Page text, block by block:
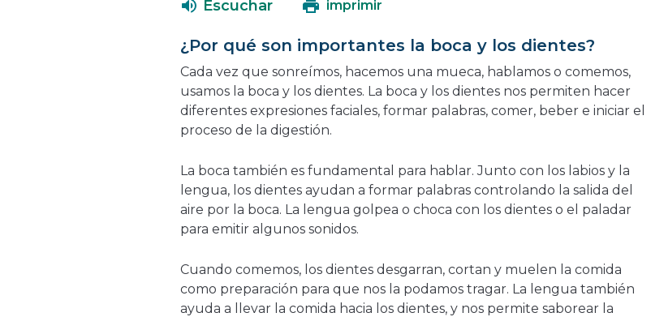
nueva
ventana
Escuchar imprimir
¿Por qué son importantes la boca y los dientes?
Cada vez que sonreímos, hacemos una mueca, hablamos o comemos,
usamos la boca y los dientes. La boca y los dientes nos permiten hacer
diferentes expresiones faciales, formar palabras, comer, beber e iniciar el
proceso de la digestión.
La boca también es fundamental para hablar. Junto con los labios y la
lengua, los dientes ayudan a formar palabras controlando la salida del
aire por la boca. La lengua golpea o choca con los dientes o el paladar
para emitir algunos sonidos.
Cuando comemos, los dientes desgarran, cortan y muelen la comida
como preparación para que nos la podamos tragar. La lengua también
ayuda a llevar la comida hacia los dientes, y nos permite saborear la